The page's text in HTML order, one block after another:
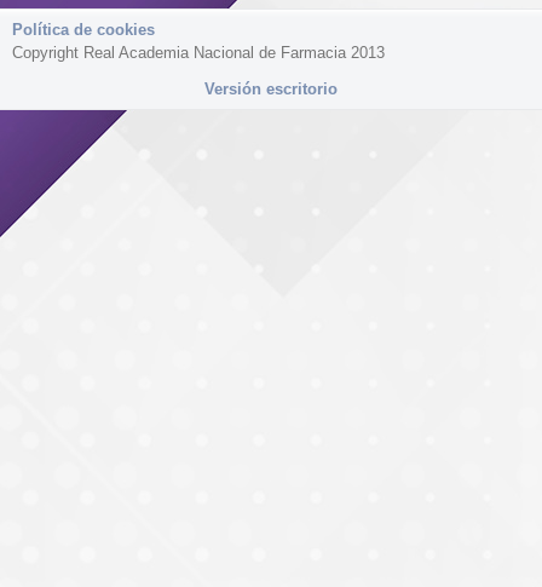
Política de cookies
Copyright Real Academia Nacional de Farmacia 2013
Versión escritorio